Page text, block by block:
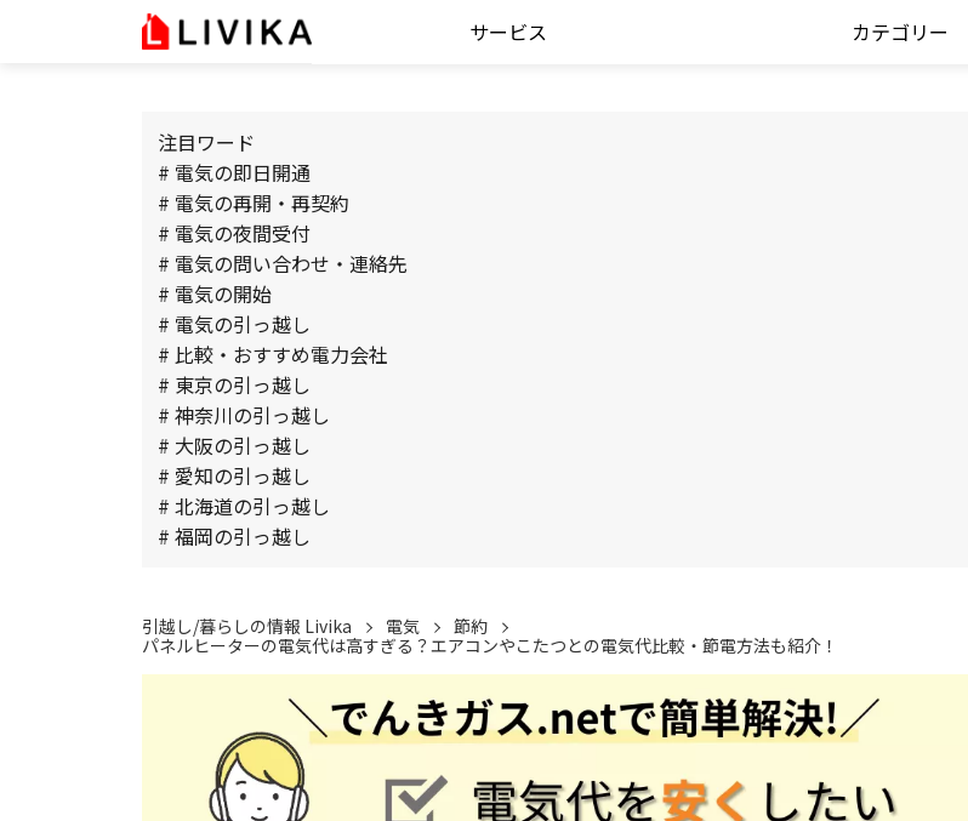
サービス カテゴリー
注目ワード
# 電気の即日開通
# 電気の再開・再契約
# 電気の夜間受付
# 電気の問い合わせ・連絡先
# 電気の開始
# 電気の引っ越し
# 比較・おすすめ電力会社
# 東京の引っ越し
# 神奈川の引っ越し
# 大阪の引っ越し
# 愛知の引っ越し
# 北海道の引っ越し
# 福岡の引っ越し
引越し/暮らしの情報 Livika 電気
節約
パネルヒーターの電気代は高すぎる？エアコンやこたつとの電気代比較・節電方法も紹介！